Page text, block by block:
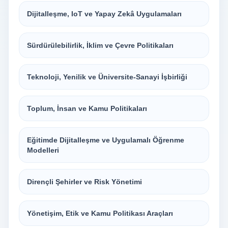
Dijitalleşme, IoT ve Yapay Zekâ Uygulamaları
Sürdürülebilirlik, İklim ve Çevre Politikaları
Teknoloji, Yenilik ve Üniversite-Sanayi İşbirliği
Toplum, İnsan ve Kamu Politikaları
Eğitimde Dijitalleşme ve Uygulamalı Öğrenme
Modelleri
Dirençli Şehirler ve Risk Yönetimi
Yönetişim, Etik ve Kamu Politikası Araçları